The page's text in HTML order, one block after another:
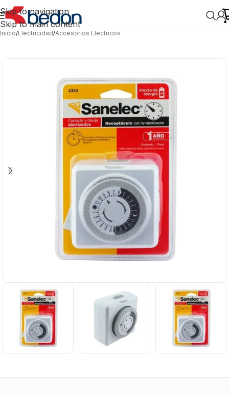
Skip to navigation
Skip to main content
Inicio/Electricidad/Accesorios Eléctricos